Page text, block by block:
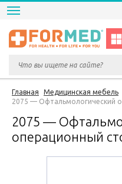
Главная Медицинская мебель
2075 — Офтальмологический
2075 —
операционный